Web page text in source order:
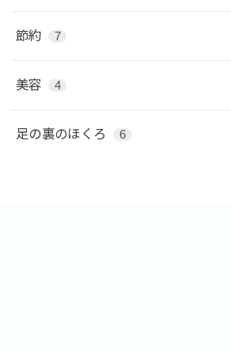
節約 7
美容 4
足の裏のほくろ 6